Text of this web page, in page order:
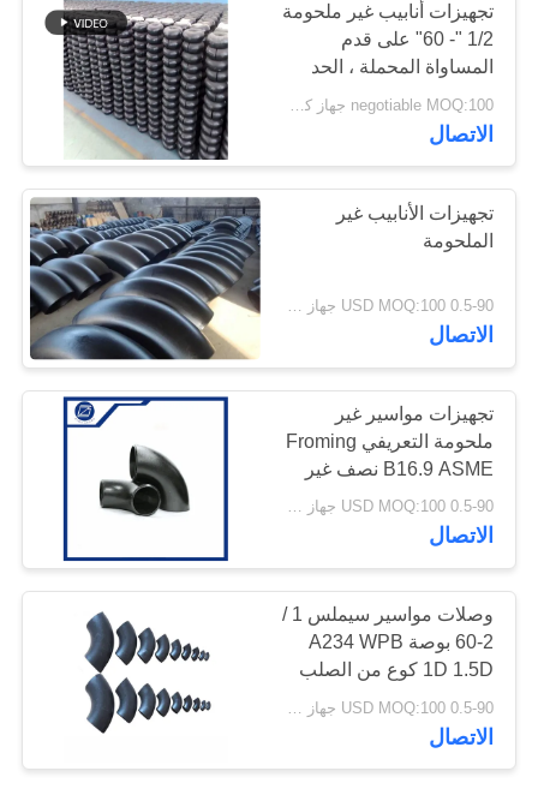
اطلب
اقتباس
خريطة
الموقع
POLICY
تجهيزات أنابيب غير ملحومة
1/2 "- 60" على قدم
المساواة المحملة ، الحد
من تي أنابيب الكربون
الصلب تجهيزات للاتصال
negotiable MOQ:100 جهاز كمبيوتر شخصى
الاتصال
تجهيزات الأنابيب غير
الملحومة
0.5-90 USD MOQ:100 جهاز كمبيوتر شخصى
الاتصال
تجهيزات مواسير غير
ملحومة التعريفي Froming
B16.9 ASME نصف غير
الملحومة Buttweld
الكربون الصلب الكوع
0.5-90 USD MOQ:100 جهاز كمبيوتر شخصى
الاتصال
وصلات مواسير سيملس 1 /
2-60 بوصة A234 WPB
1D 1.5D كوع ​​من الصلب
الكربوني
الاتصال